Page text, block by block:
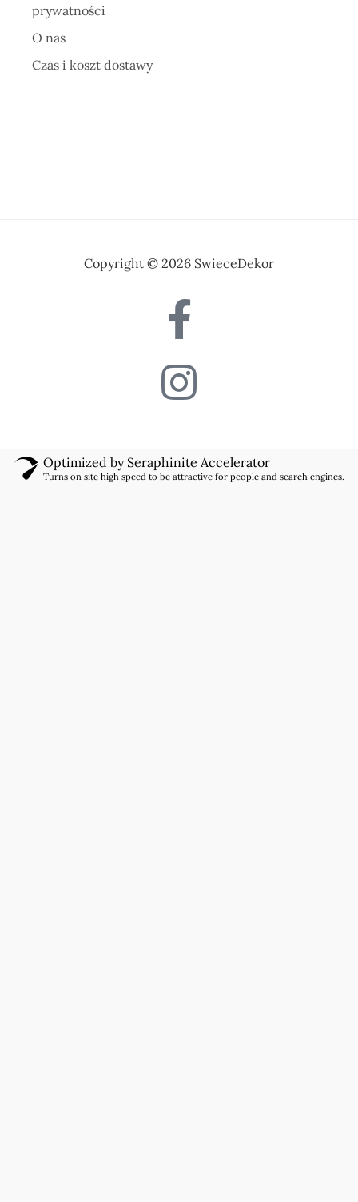
prywatności
O nas
Czas i koszt dostawy
Copyright © 2026 SwieceDekor
Optimized by Seraphinite Accelerator
Turns on site high speed to be attractive for people and search engines.